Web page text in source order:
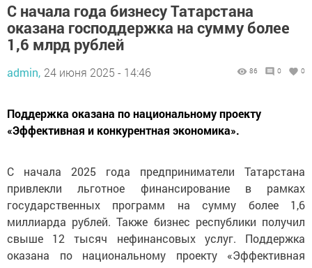
С начала года бизнесу Татарстана
оказана господдержка на сумму более
1,6 млрд рублей
admin, 24 июня 2025 - 14:46 86 0 0
Поддержка оказана по национальному проекту
«Эффективная и конкурентная экономика».
С начала 2025 года предприниматели Татарстана
привлекли льготное финансирование в рамках
государственных программ на сумму более 1,6
миллиарда рублей. Также бизнес республики получил
свыше 12 тысяч нефинансовых услуг. Поддержка
оказана по национальному проекту «Эффективная